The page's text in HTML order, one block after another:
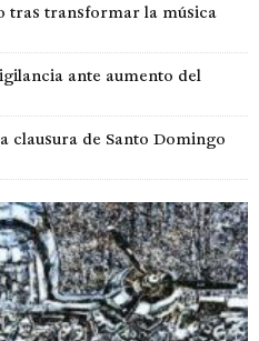
tras transformar la música
ante aumento del
clausura de Santo Domingo